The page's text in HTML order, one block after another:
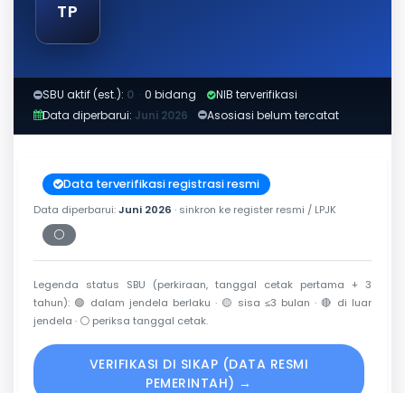
TP
SBU aktif (est.): 0 · 0 bidang
NIB terverifikasi
Data diperbarui: Juni 2026 Asosiasi belum tercatat
Data terverifikasi registrasi resmi
Data diperbarui:Juni 2026 · sinkron ke register resmi / LPJK
⚪
Periksa tanggal cetak
Legenda status SBU (perkiraan, tanggal cetak pertama + 3
tahun): 🟢 dalam jendela berlaku · 🟡 sisa ≤3 bulan · 🔴 di luar
jendela · ⚪ periksa tanggal cetak.
VERIFIKASI DI SIKAP (DATA RESMI
PEMERINTAH) →